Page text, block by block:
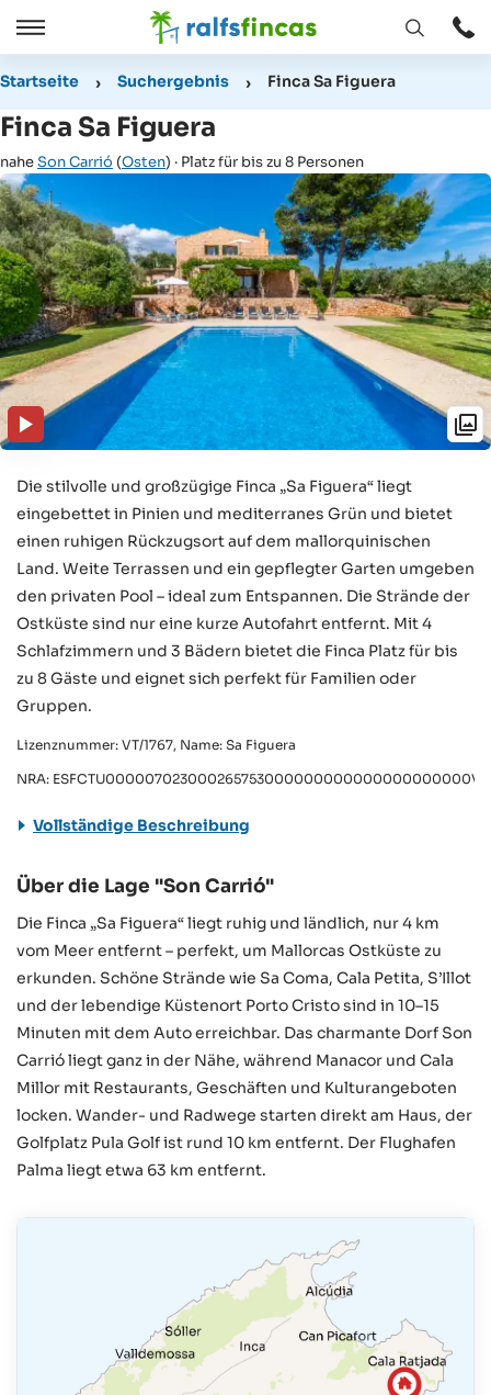
Öffnen
Schließen
Fenster
Startseite Suchergebnis Finca Sa Figuera
Finca Sa Figuera
naheSon Carrió (Osten) · Platz für bis zu 8 Personen
Die stilvolle und großzügige Finca „Sa Figuera“ liegt
eingebettet in Pinien und mediterranes Grün und bietet
einen ruhigen Rückzugsort auf dem mallorquinischen
Land. Weite Terrassen und ein gepflegter Garten umgeben
den privaten Pool – ideal zum Entspannen. Die Strände der
Ostküste sind nur eine kurze Autofahrt entfernt. Mit 4
Schlafzimmern und 3 Bädern bietet die Finca Platz für bis
zu 8 Gäste und eignet sich perfekt für Familien oder
Gruppen.
Lizenznummer: VT/1767, Name: Sa Figuera
NRA:
Vollständige Beschreibung
Über die Lage "Son Carrió"
Die Finca „Sa Figuera“ liegt ruhig und ländlich, nur 4 km
vom Meer entfernt – perfekt, um Mallorcas Ostküste zu
erkunden. Schöne Strände wie Sa Coma, Cala Petita, S’Illot
und der lebendige Küstenort Porto Cristo sind in 10–15
Minuten mit dem Auto erreichbar. Das charmante Dorf Son
Carrió liegt ganz in der Nähe, während Manacor und Cala
Millor mit Restaurants, Geschäften und Kulturangeboten
locken. Wander- und Radwege starten direkt am Haus, der
Golfplatz Pula Golf ist rund 10 km entfernt. Der Flughafen
Palma liegt etwa 63 km entfernt.